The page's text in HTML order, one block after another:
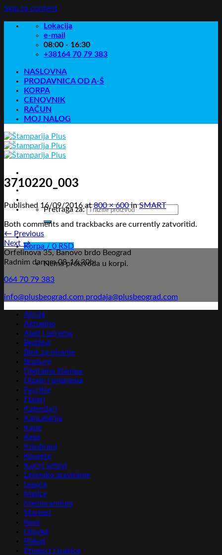
Skip to content
Lokacija
e-mail
08:00 - 16:30
+38164 70 79 383
NASLOVNA
PRODAVNICA OD A-Š
KORPA
CENOVNIK
RAČUN
MOJ NALOG
Pretraga za:
Korpa / 0 RSD
Nema proizvoda u korpi.
3710220_003
Published 16/09/2016 at800 × 600inSMART
Both comments and trackbacks are currently zatvoritid.
← Previous
Next →
Orfelinova 35, Banovo brdo Beograd
Radnim danom 08-16,30h
064 70 79 383
info@plusbeograd.com prodaja@plusbeograd.com
Akcija
Aktuelno
Alati i oprema
Bedževi
Blok za pisanje
Brošure
Digitalna štampa
Dizajn i priprema
Fascikle
Flajeri
Kalendari
Kancelarija
Kape
Kese
Kišobrani
Koverte
Kućni setovi
Lasersko graviranje
Lepota
Majice
Memorandum
Markeri
Kese
Olovke
Plakat
Privesci i trakice